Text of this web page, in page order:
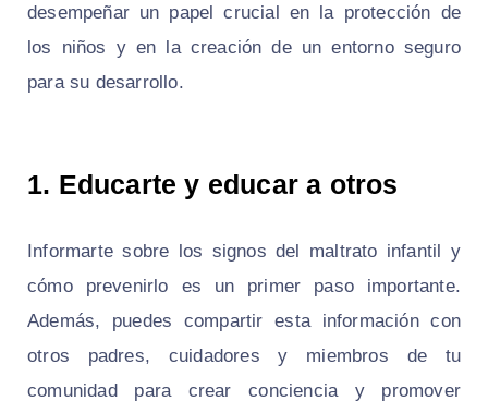
desempeñar un papel crucial en la protección de
los niños y en la creación de un entorno seguro
para su desarrollo.
1. Educarte y educar a otros
Informarte sobre los signos del maltrato infantil y
cómo prevenirlo es un primer paso importante.
Además, puedes compartir esta información con
otros padres, cuidadores y miembros de tu
comunidad para crear conciencia y promover